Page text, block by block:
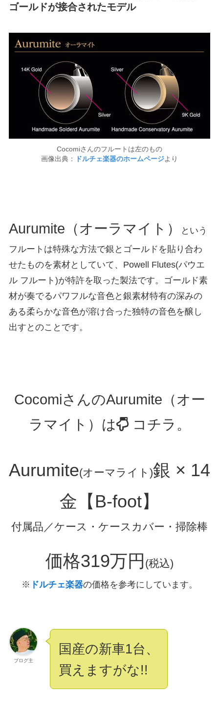
ゴールドが接合されたモデル
Cocomiさんのフルートは左のもの
画像出典：
ドルチェ楽器のホームページより
Aurumite（オーラマイト）
という
フルートは特殊な方法で銀とゴールドを貼り合わ
せたものを素材としていて、Powell Flutes(パウエ
ル フルート)が特許を取った製法です。ゴールド素
材が奏でるパワフルな音色と銀素材特有の深みの
ある柔らかな音色が溶け合った独特の音色を醸し
出すとのことです。
CocomiさんのAurumite（オー
ラマイト）は
コチラ。
Aurumite(オーマライト)銀 × 14
金【B-foot】
付属品／ケース・ケースカバー・掃除棒
価格319万円 (税込)
※ ドルチェ楽器の価格を参考にしています。
ブログ主
国産の新車1台、
買えますがな!!